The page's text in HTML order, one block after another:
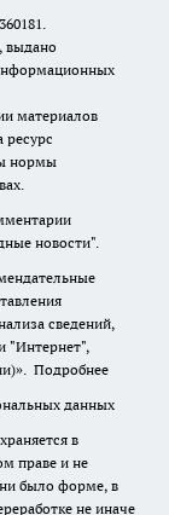
выдано
материалов
ресурс
нормы
новости".
сведений,
"Интернет",
Подробнее
данных
в
праве и не
было форме, в
не иначе